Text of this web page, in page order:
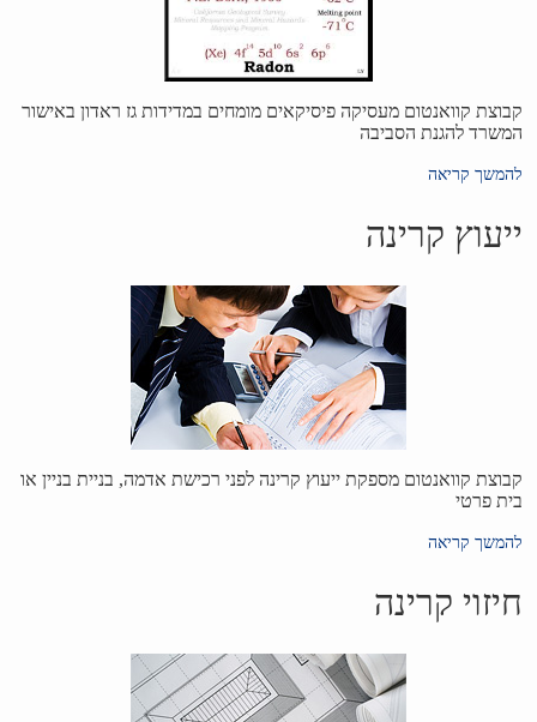
קבוצת קוואנטום מעסיקה פיסיקאים מומחים במדידות גז ראדון באישור
המשרד להגנת הסביבה
להמשך קריאה
ייעוץ קרינה
קבוצת קוואנטום מספקת ייעוץ קרינה לפני רכישת אדמה, בניית בניין או
בית פרטי
להמשך קריאה
חיזוי קרינה